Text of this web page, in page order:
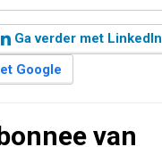
Ga verder met LinkedIn
Google
van